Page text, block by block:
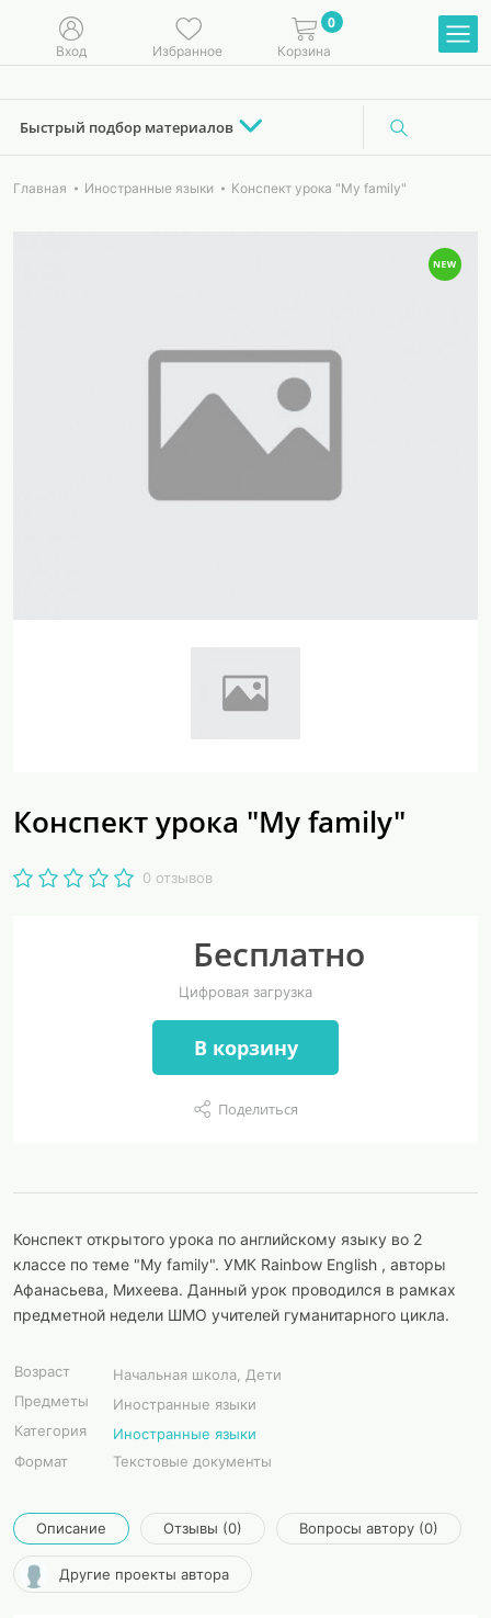
Вход Избранное
0
Корзина
Быстрый подбор материалов
Главная Иностранные языки Конспект урока "My family"
Конспект урока "My family"
0 отзывов
Бесплатно
Цифровая загрузка
В корзину
Поделиться
Конспект открытого урока по английскому языку во 2
классе по теме "My family". УМК Rainbow English , авторы
Афанасьева, Михеева. Данный урок проводился в рамках
предметной недели ШМО учителей гуманитарного цикла.
Возраст
Начальная школа, Дети
Предметы
Иностранные языки
Категория
Иностранные языки
Формат
Текстовые документы
Описание Отзывы (0) Вопросы автору (0)
Другие проекты автора